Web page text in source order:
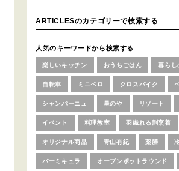
人気のキーワードから検索する
楽しいキッチン おうちごはん 暮らし
自転車 ミニベロ クロスバイク
シャンパーニュ 星のや リゾート
イベント 料理教室 羽織れる割烹着
オリジナル商品 青山有紀 薬膳
バーミキュラ オーブンポットラウンド